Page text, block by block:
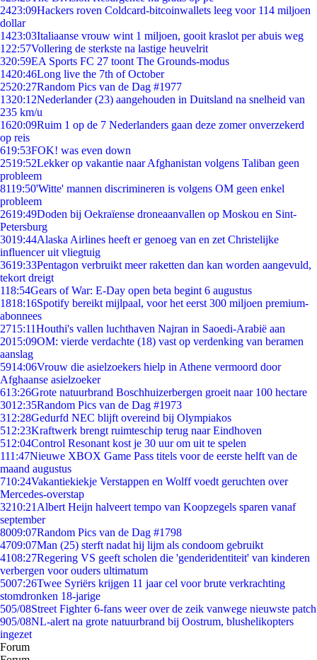
2423:09Hackers roven Coldcard-bitcoinwallets leeg voor 114 miljoen
dollar
1423:03Italiaanse vrouw wint 1 miljoen, gooit kraslot per abuis weg
1 22:57Vollering de sterkste na lastige heuvelrit
320:59EA Sports FC 27 toont The Grounds-modus
1420:46Long live the 7th of October
2520:27Random Pics van de Dag #1977
1320:12Nederlander (23) aangehouden in Duitsland na snelheid van
235 km/u
1620:09Ruim 1 op de 7 Nederlanders gaan deze zomer onverzekerd
op reis
619:53FOK! was even down
2519:52Lekker op vakantie naar Afghanistan volgens Taliban geen
probleem
8119:50'Witte' mannen discrimineren is volgens OM geen enkel
probleem
2619:49Doden bij Oekraïense droneaanvallen op Moskou en Sint-
Petersburg
3019:44Alaska Airlines heeft er genoeg van en zet Christelijke
influencer uit vliegtuig
3619:33Pentagon verbruikt meer raketten dan kan worden aangevuld,
tekort dreigt
118:54Gears of War: E-Day open beta begint 6 augustus
1818:16Spotify bereikt mijlpaal, voor het eerst 300 miljoen premium-
abonnees
2715:11Houthi's vallen luchthaven Najran in Saoedi-Arabië aan
2015:09OM: vierde verdachte (18) vast op verdenking van beramen
aanslag
5914:06Vrouw die asielzoekers hielp in Athene vermoord door
Afghaanse asielzoeker
613:26Grote natuurbrand Boschhuizerbergen groeit naar 100 hectare
3012:35Random Pics van de Dag #1973
312:28Gedurfd NEC blijft overeind bij Olympiakos
512:23Kraftwerk brengt ruimteschip terug naar Eindhoven
512:04Control Resonant kost je 30 uur om uit te spelen
111:47Nieuwe XBOX Game Pass titels voor de eerste helft van de
maand augustus
710:24Vakantiekiekje Verstappen en Wolff voedt geruchten over
Mercedes-overstap
3210:21 Albert Heijn halveert tempo van Koopzegels sparen vanaf
september
8009:07Random Pics van de Dag #1798
4709:07Man (25) sterft nadat hij lijm als condoom gebruikt
4108:27Regering VS geeft scholen die 'genderidentiteit' van kinderen
verbergen voor ouders ultimatum
5007:26Twee Syriërs krijgen 11 jaar cel voor brute verkrachting
stomdronken 18-jarige
505/08Street Fighter 6-fans weer over de zeik vanwege nieuwste patch
905/08NL-alert na grote natuurbrand bij Oostrum, blushelikopters
ingezet
Forum